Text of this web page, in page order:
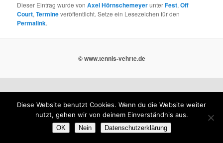
Dieser Eintrag wurde vonAxel HörnschemeyerunterFest,Off
Court,Termineveröffentlicht. Setze ein Lesezeichen für den
Permalink.
© www.tennis-vehrte.de
Diese Website benutzt Cookies. Wenn du die Website weiter
nutzt, gehen wir von deinem Einverständnis aus.
OK Nein Datenschutzerklärung